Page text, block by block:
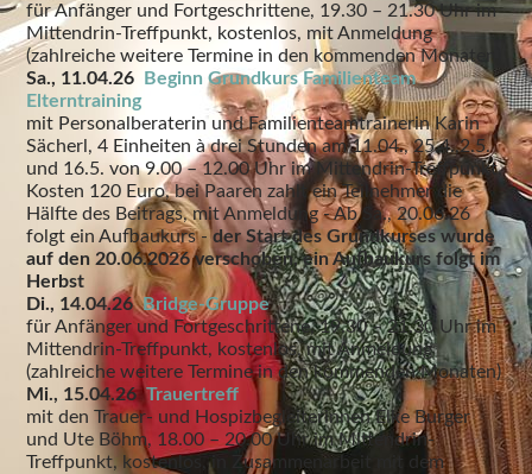
für Anfänger und Fortgeschrittene, 19.30 – 21.30 Uhr im
Mittendrin-Treffpunkt, kostenlos, mit Anmeldung
(zahlreiche weitere Termine in den kommenden Monaten)
Sa., 11.04.26
Beginn Grundkurs Familienteam
Elterntraining
mit Personalberaterin und Familienteamtrainerin Karin
Sächerl, 4 Einheiten à drei Stunden am 11.04., 25.4.,2.5.
und 16.5. von 9.00 – 12.00 Uhr im Mittendrin-Treffpunkt,
Kosten 120 Euro, bei Paaren zahlt ein Teilnehmer die
Hälfte des Beitrags, mit Anmeldung -Ab Sa., 20.06.26
folgt ein Aufbaukurs -der Start des Grundkurses wurde
auf den 20.06.2026 verschoben, ein Aufbaukurs folgt im
Herbst
Di., 14.04.26Bridge-Gruppe
für Anfänger und Fortgeschrittene, 19.30 – 21.30 Uhr im
Mittendrin-Treffpunkt, kostenlos, mit Anmeldung
(zahlreiche weitere Termine in den kommenden Monaten)
Mi., 15.04.26Trauertreff
mit den Trauer- und Hospizbegleiterinnen Elke Burger
und Ute Böhm, 18.00 – 20.00 Uhr im Mittendrin-
Treffpunkt, kostenlos, in Zusammenarbeit mit dem